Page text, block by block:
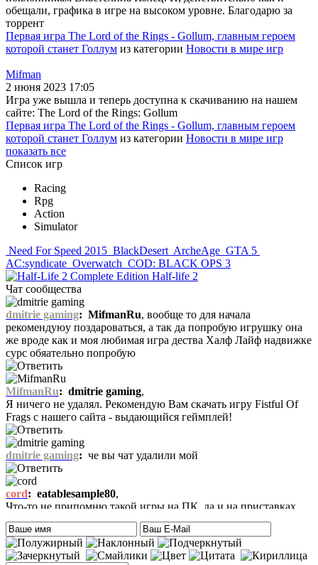
обещали, графика в игре на высоком уровне. Благодарю за
торрент
Первая игра The Lord of the Rings - Gollum, главным героем
которой станет Голлум из категории Новости в мире игр
Mifman
2 июня 2023 17:05
Игра уже вышла и теперь доступна к скачиванию на нашем
сайте: The Lord of the Rings: Gollum
Первая игра The Lord of the Rings - Gollum, главным героем
которой станет Голлум из категории Новости в мире игр
показать все
Список игр
Racing
Rpg
Action
Simulator
Need For Speed 2015 BlackDesert ArcheAge GTA 5
AC:syndicate Overwatch COD: BLACK OPS 3
Half-life 2
Чат сообщества
dmitrie gaming: MifmanRu, вообще то для начала
рекомендуюу поздароваться, а так да попробую игрушку она
же вроде как и моя любимая игра дества Халф Лайф надвижке
сурс обяательно попробую
MifmanRu: dmitrie gaming,
Я ничего не удалял. Рекомендую Вам скачать игру Fistful Of
Frags с нашего сайта - выдающийся геймплей!
dmitrie gaming: че вы чат удалили мой
cord: eatablesample80,
Что-то не припомню такой игры на ПК, да и на приставках
тоже. Есть только одна мысль – это онлайн игра-одевалка
Hilary Duff and Her Baby.
На сайте нет онлайн игр. А вообще, Хилари Дафф – это
актриса